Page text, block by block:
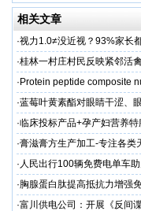
相关文章
·视力1.0≠没近视？93%家长
·桂林一村庄村民反映紧邻活
场称属“造谣”，联合调查组介
· Protein peptide composite
·蓝莓叶黄素酯对眼睛干涩、
牌代工
·临床投标产品+孕产妇营养
业
·膏滋膏方生产加工-专注各类
厂家
· 人民出行100辆免费电单车
· 胸腺蛋白肽提高抵抗力增强
服务商
·富川供电公司：开展《反间